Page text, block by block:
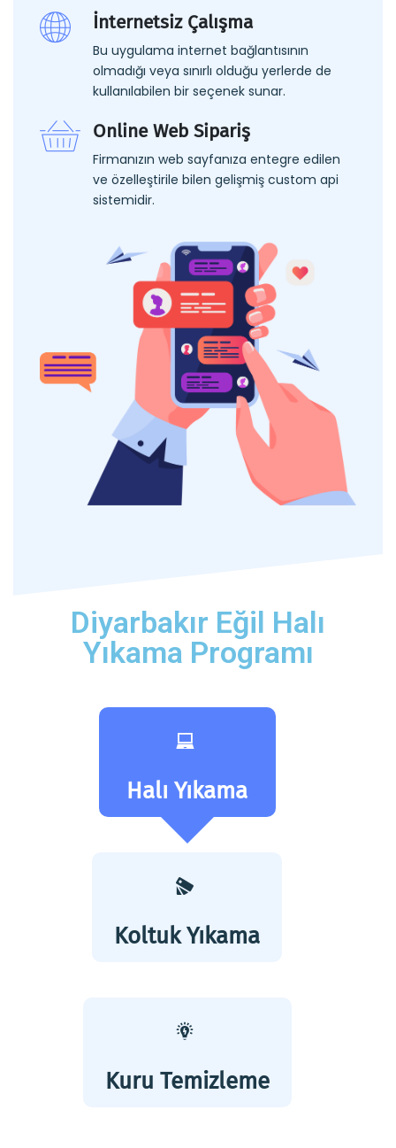
İnternetsiz Çalışma
Bu uygulama internet bağlantısının
olmadığı veya sınırlı olduğu yerlerde de
kullanılabilen bir seçenek sunar.
Online Web Sipariş
Firmanızın web sayfanıza entegre edilen
ve özelleştirile bilen gelişmiş custom api
sistemidir.
Diyarbakır Eğil Halı
Yıkama Programı
Halı Yıkama
Koltuk Yıkama
Kuru Temizleme